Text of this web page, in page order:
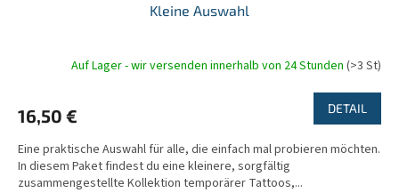
Kleine Auswahl
Auf Lager - wir versenden innerhalb von 24 Stunden (>3 St)
16,50 € DETAIL
Eine praktische Auswahl für alle, die einfach mal probieren möchten.
In diesem Paket findest du eine kleinere, sorgfältig
zusammengestellte Kollektion temporärer Tattoos,...